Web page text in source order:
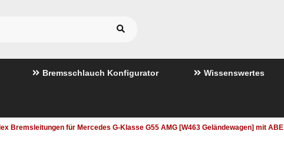
Bremsschlauch Konfigurator Wissenswertes
Bremsleitungen für Mercedes G-Klasse G55 AMG [W463 Geländewagen] mit ABE